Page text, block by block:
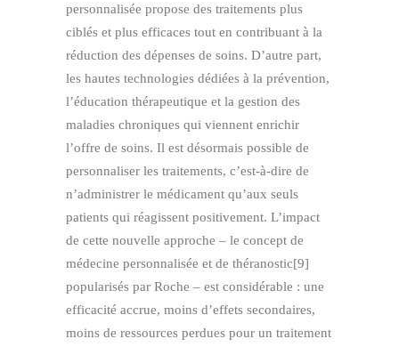
personnalisée propose des traitements plus
ciblés et plus efficaces tout en contribuant à la
réduction des dépenses de soins. D’autre part,
les hautes technologies dédiées à la prévention,
l’éducation thérapeutique et la gestion des
maladies chroniques qui viennent enrichir
l’offre de soins. Il est désormais possible de
personnaliser les traitements, c’est-à-dire de
n’administrer le médicament qu’aux seuls
patients qui réagissent positivement. L’impact
de cette nouvelle approche – le concept de
médecine personnalisée et de théranostic[9]
popularisés par Roche – est considérable : une
efficacité accrue, moins d’effets secondaires,
moins de ressources perdues pour un traitement